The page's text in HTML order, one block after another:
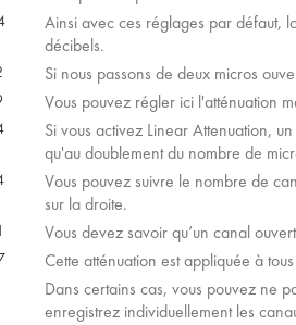
Ainsi avec ces réglages par défaut,
décibels.
Si nous passons de deux micros
Vous pouvez régler ici l'atténuation
Si vous activez Linear Attenuation,
qu'au doublement du nombre de
Vous pouvez suivre le nombre de
sur la droite.
Vous devez savoir qu’un canal
Cette atténuation est appliquée à
Dans certains cas, vous pouvez ne
enregistrez individuellement les